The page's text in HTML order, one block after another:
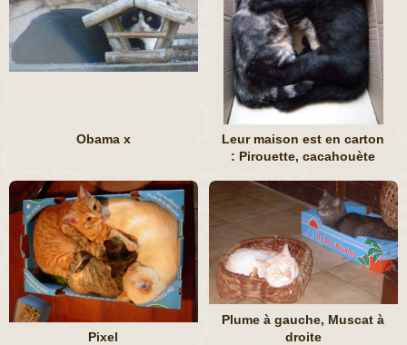
Obama x
Leur maison est en carton
: Pirouette, cacahouète
Pixel
Plume à gauche, Muscat à
droite